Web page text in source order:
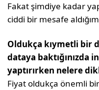
Fakat şimdiye kadar
ciddi bir mesafe
Oldukça kıymetli bir
dataya baktığınızda
yaptırırken nelere
Fiyat oldukça önemli